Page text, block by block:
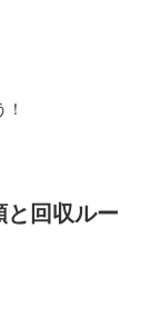
と回収ルー